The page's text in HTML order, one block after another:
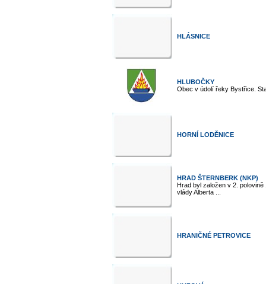
HLÁSNICE
HLUBOČKY
Obec v údolí řeky Bystřice.
HORNÍ LODĚNICE
HRAD ŠTERNBERK (NKP)
Hrad byl založen v 2.
vlády Alberta ...
HRANIČNÉ PETROVICE